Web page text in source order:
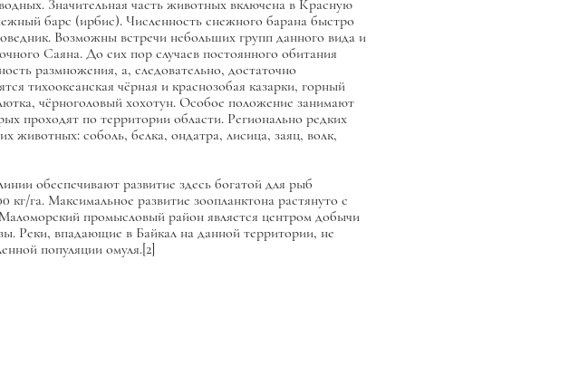
Значительная часть животных включена в Красную
барс (ирбис). Численность снежного барана быстро
Возможны встречи небольших групп данного вида и
Саяна. До сих пор случаев постоянного обитания
размножения, а, следовательно, достаточно
тихоокеанская чёрная и краснозобая казарки, горный
чёрноголовый хохотун. Особое положение занимают
проходят по территории области. Регионально редких
животных: соболь, белка, ондатра, лисица, заяц, волк,
обеспечивают развитие здесь богатой для рыб
кг/га. Максимальное развитие зоопланктона растянуто с
промысловый район является центром добычи
Реки, впадающие в Байкал на данной территории, не
популяции омуля.[2]